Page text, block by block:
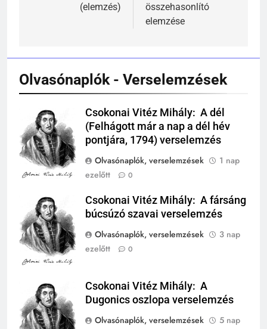
(elemzés)
összehasonlító
elemzése
Olvasónaplók - Verselemzések
Csokonai Vitéz
Mihály
Csokonai Vitéz Mihály: A dél
(Felhágott már a nap a dél hév
pontjára, 1794) verselemzés
Olvasónaplók, verselemzések
1 nap
ezelőtt
0
Csokonai Vitéz
Mihály
Csokonai Vitéz Mihály: A fársáng
búcsúzó szavai verselemzés
Olvasónaplók, verselemzések
3 nap
ezelőtt
0
Csokonai Vitéz
Mihály
Csokonai Vitéz Mihály: A
Dugonics oszlopa verselemzés
Olvasónaplók, verselemzések
5 nap
KI TALÁLTA FEL
TÖRTÉNELEM ÉRDEKESSÉGEK
242
Kik voltak a három királyok?
KIK VOLTAK?
A középkor titkai: Mi rejtőzött a
várak falai mögött?
TÖRTÉNELEM ÉRDEKESSÉGEK
244
bukása, és mi történt utána?
MIKOR VOLT?
TÖRTÉNELEM ÉRDEKESSÉGEK